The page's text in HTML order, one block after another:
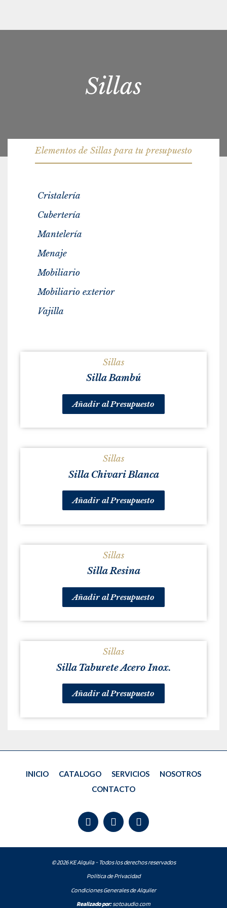
Sillas
Elementos de Sillas para tu presupuesto
Cristalería
Cubertería
Mantelería
Menaje
Mobiliario
Mobiliario exterior
Vajilla
Sillas
Silla Bambú
Añadir al Presupuesto
Sillas
Silla Chivari Blanca
Añadir al Presupuesto
Sillas
Silla Resina
Añadir al Presupuesto
Sillas
Silla Taburete Acero Inox.
Añadir al Presupuesto
INICIO CATALOGO SERVICIOS
NOSOTROS
CONTACTO
© 2026 KE Alquila - Todos los derechos reservados
Política de Privacidad
Condiciones Generales de Alquiler
Realizado por:sotoaudio.com